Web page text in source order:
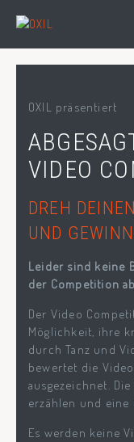
OXIL präsentiert
VIDEO
DREH
UND
Leider sind keine
der Competition
Der Video
Möglichkeit, ihre
durch Tanz und
bewertet die
ausgezeichnet.
erzählen und eine
Es werden keine